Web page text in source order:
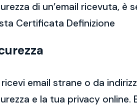
di un’email ricevuta,
Certificata Definizione
ricevi email strane o da
e la tua privacy online.